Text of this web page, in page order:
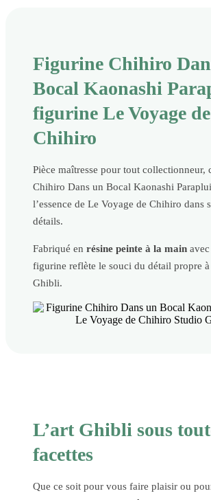
Figurine Chihiro
Bocal Kaonashi
figurine Le Voyage de
Chihiro
Pièce maîtresse pour tout collectionneur,
Chihiro Dans un Bocal Kaonashi
l’essence de Le Voyage de Chihiro dans
détails.
Fabriqué en résine peinte à la main
figurine reflète le souci du détail propre
Ghibli.
L’art Ghibli sous
facettes
Que ce soit pour vous faire plaisir ou